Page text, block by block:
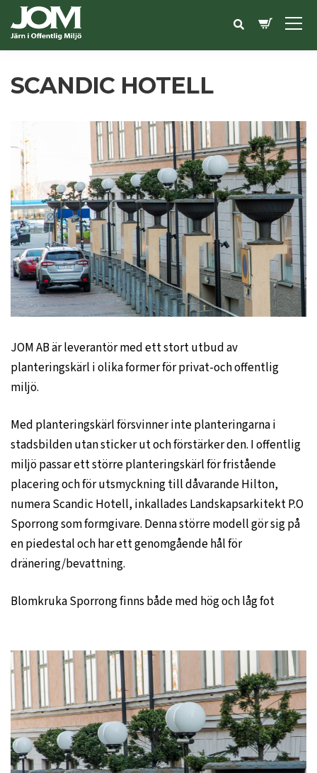
SCANDIC HOTELL
JOM AB är leverantör med ett stort utbud av
planteringskärl i olika former för privat-och offentlig
miljö.
Med planteringskärl försvinner inte planteringarna i
stadsbilden utan sticker ut och förstärker den. I offentlig
miljö passar ett större planteringskärl för fristående
placering och för utsmyckning till dåvarande Hilton,
numera Scandic Hotell, inkallades Landskapsarkitekt P.O
Sporrong som formgivare. Denna större modell gör sig på
en piedestal och har ett genomgående hål för
dränering/bevattning.
Blomkruka Sporrong finns både med hög och låg fot